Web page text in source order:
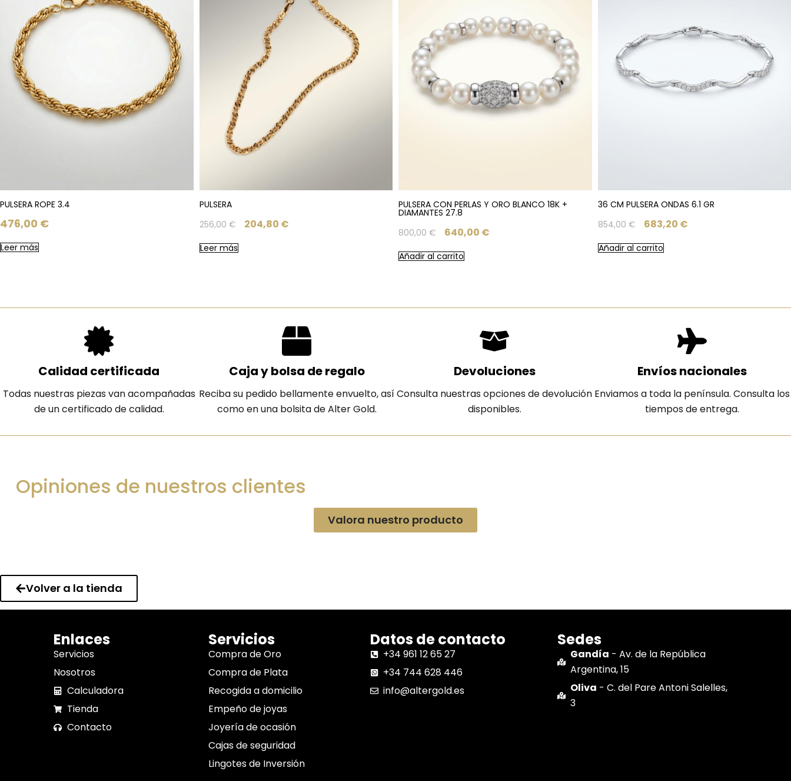
PULSERA ROPE 3.4
476,00 €
Leer más
PULSERA
256,00 € 204,80 €
Leer más
PULSERA CON PERLAS Y ORO BLANCO 18K +
DIAMANTES 27.8
800,00 € 640,00 €
Añadir al carrito
36 CM PULSERA ONDAS 6.1 GR
854,00 € 683,20 €
Añadir al carrito
Calidad certificada
Todas nuestras piezas van acompañadas
de un certificado de calidad.
Caja y bolsa de regalo
Reciba su pedido bellamente envuelto, así
como en una bolsita de Alter Gold.
Devoluciones
Consulta nuestras opciones de devolución
disponibles.
Envíos nacionales
Enviamos a toda la península. Consulta los
tiempos de entrega.
Opiniones de nuestros clientes
Valora nuestro producto
Volver a la tienda
Enlaces
Servicios
Nosotros
Calculadora
Tienda
Contacto
Servicios
Compra de Oro
Compra de Plata
Recogida a domicilio
Empeño de joyas
Joyería de ocasión
Cajas de seguridad
Lingotes de Inversión
Datos de contacto
+34 961 12 65 27
+34 744 628 446
info@altergold.es
Sedes
Gandía - Av. de la República
Argentina, 15
Oliva - C. del Pare Antoni Salelles,
3